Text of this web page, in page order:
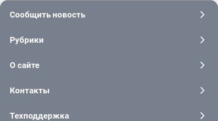
Сообщить новость
Рубрики
О сайте
Контакты
Техподдержка